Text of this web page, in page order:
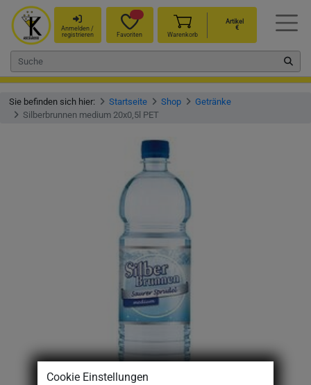
Anmelden /
registrieren
Favoriten Warenkorb
Artikel
€
Sie befinden sich hier: Startseite Shop
Getränke
Silberbrunnen medium 20x0,5l PET
Cookie Einstellungen